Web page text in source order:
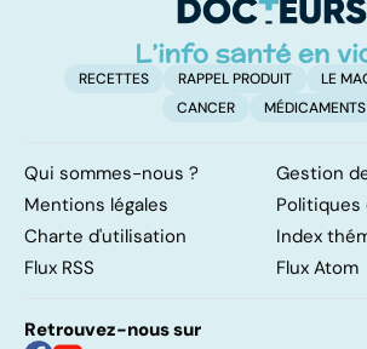
RECETTES RAPPEL PRODUIT
LE
CANCER
MÉDICAMENTS
Qui sommes-nous ?
Gestion
Mentions légales
Charte d'utilisation
Index
Flux RSS
Flux Atom
Retrouvez-nous sur